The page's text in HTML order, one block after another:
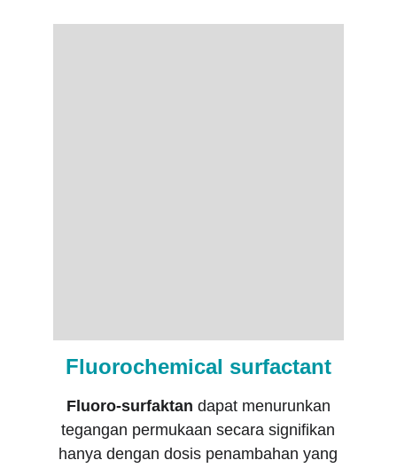
Fluorochemical surfactant
Fluoro-surfaktan dapat menurunkan
tegangan permukaan secara signifikan
hanya dengan dosis penambahan yang